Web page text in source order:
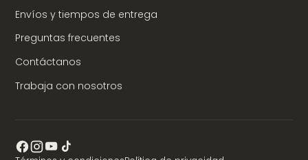
Envíos y tiempos de entrega
Preguntas frecuentes
Contáctanos
Trabaja con nosotros